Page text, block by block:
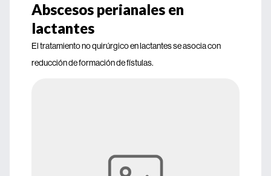
Abscesos perianales en
lactantes
El tratamiento no quirúrgico en lactantes se asocia con
reducción de formación de fístulas.